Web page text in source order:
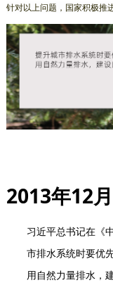
针对以上问题，国家积极推
2013年12
习近平总书记在《
市排水系统时要优
用自然力量排水，